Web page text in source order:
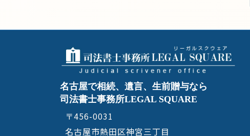
名古屋で相続、遺言、生前贈与なら
司法書士事務所LEGAL SQUARE
〒456-0031
名古屋市熱田区神宮三丁目